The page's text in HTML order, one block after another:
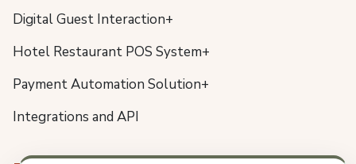
Digital Guest Interaction+
Hotel Restaurant POS System+
Payment Automation Solution+
Integrations and API